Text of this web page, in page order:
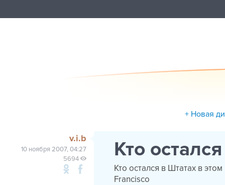
+ Новая
v.i.b
10 ноября 2007, 04:27
5694
Кто
Кто остался в Штатах в
Francisco